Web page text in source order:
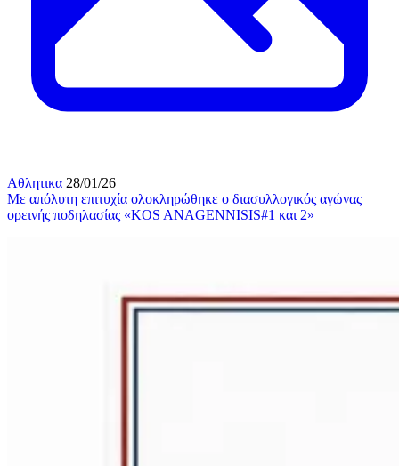
Αθλητικα 28/01/26
Με απόλυτη επιτυχία ολοκληρώθηκε ο διασυλλογικός αγώνας
ορεινής ποδηλασίας «KOS ANAGENNISIS#1 και 2»